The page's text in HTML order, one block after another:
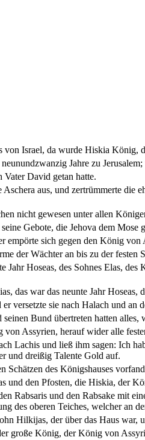
von Israel, da wurde Hiskia König,
Jahre zu
Vater David getan hatte.
aus, und zertrümmerte die
nicht gewesen unter allen
Gebote, die Jehova dem Mose
sich gegen den König von
der Wächter an bis zu der festen
Jahr Hoseas, des Sohnes Elas,
das war das neunte Jahr
versetzte sie nach Halach und an
Bund übertreten hatten
Assyrien, herauf wider alle
Lachis und ließ ihm sagen: Ich
und dreißig Talente Gold auf.
Schätzen des Königshauses
und den Pfosten, die Hiskia, der
Rabsaris und den Rabsake mit
des oberen Teiches, welcher an
Hilkijas, der über das Haus war,
große König, der König von